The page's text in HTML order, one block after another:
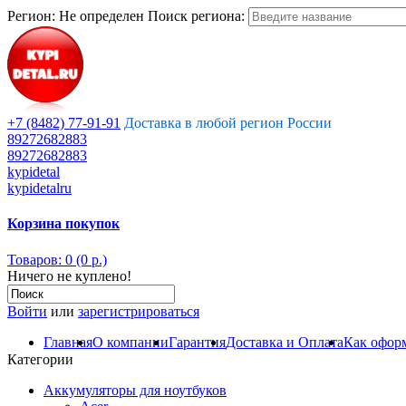
Регион: Не определен Поиск региона:
+7 (8482) 77-91-91 Доставка в любой регион России
89272682883
89272682883
kypidetal
kypidetalru
Корзина покупок
Товаров: 0 (0 р.)
Ничего не куплено!
Войти или зарегистрироваться
ГлавнаяО компанииГарантияДоставка и ОплатаКак
Категории
Аккумуляторы для ноутбуков